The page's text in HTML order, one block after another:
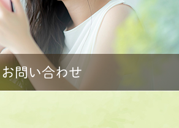
お問い合わせ